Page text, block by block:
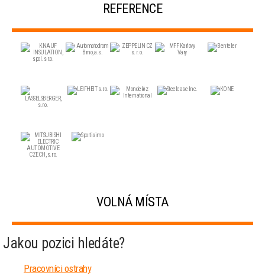
REFERENCE
VOLNÁ MÍSTA
Jakou pozici hledáte?
Pracovníci ostrahy